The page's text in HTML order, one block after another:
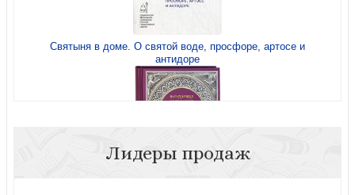
Бедность и богатство. Руководство православного
предпринимателя (Изд. МП))
Святыня в доме. О святой воде, просфоре, артосе и
антидоре
Лидеры продаж